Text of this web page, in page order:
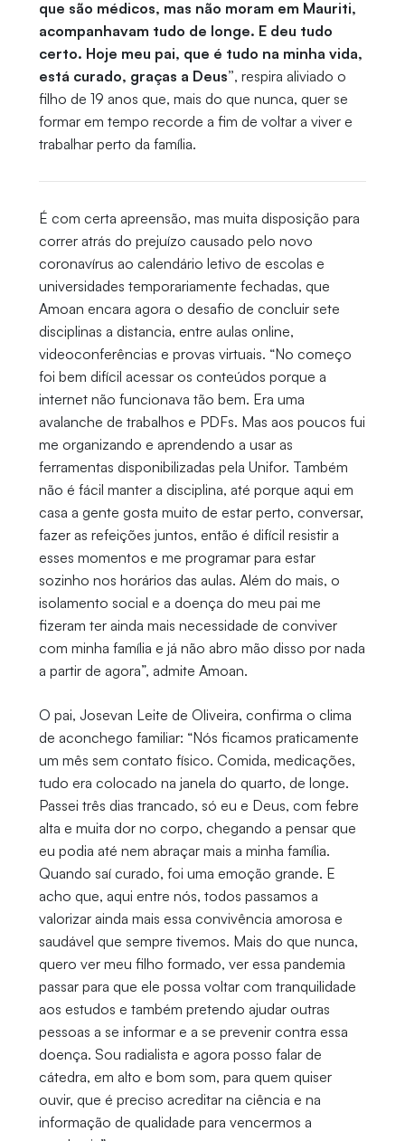
que são médicos, mas não moram em Mauriti,
acompanhavam tudo de longe. E deu tudo
certo. Hoje meu pai, que é tudo na minha vida,
está curado, graças a Deus”, respira aliviado o
filho de 19 anos que, mais do que nunca, quer se
formar em tempo recorde a fim de voltar a viver e
trabalhar perto da família.
É com certa apreensão, mas muita disposição para
correr atrás do prejuízo causado pelo novo
coronavírus ao calendário letivo de escolas e
universidades temporariamente fechadas, que
Amoan encara agora o desafio de concluir sete
disciplinas a distancia, entre aulas online,
videoconferências e provas virtuais. “No começo
foi bem difícil acessar os conteúdos porque a
internet não funcionava tão bem. Era uma
avalanche de trabalhos e PDFs. Mas aos poucos fui
me organizando e aprendendo a usar as
ferramentas disponibilizadas pela Unifor. Também
não é fácil manter a disciplina, até porque aqui em
casa a gente gosta muito de estar perto, conversar,
fazer as refeições juntos, então é difícil resistir a
esses momentos e me programar para estar
sozinho nos horários das aulas. Além do mais, o
isolamento social e a doença do meu pai me
fizeram ter ainda mais necessidade de conviver
com minha família e já não abro mão disso por nada
a partir de agora”, admite Amoan.
O pai, Josevan Leite de Oliveira, confirma o clima
de aconchego familiar: “Nós ficamos praticamente
um mês sem contato físico. Comida, medicações,
tudo era colocado na janela do quarto, de longe.
Passei três dias trancado, só eu e Deus, com febre
alta e muita dor no corpo, chegando a pensar que
eu podia até nem abraçar mais a minha família.
Quando saí curado, foi uma emoção grande. E
acho que, aqui entre nós, todos passamos a
valorizar ainda mais essa convivência amorosa e
saudável que sempre tivemos. Mais do que nunca,
quero ver meu filho formado, ver essa pandemia
passar para que ele possa voltar com tranquilidade
aos estudos e também pretendo ajudar outras
pessoas a se informar e a se prevenir contra essa
doença. Sou radialista e agora posso falar de
cátedra, em alto e bom som, para quem quiser
ouvir, que é preciso acreditar na ciência e na
informação de qualidade para vencermos a